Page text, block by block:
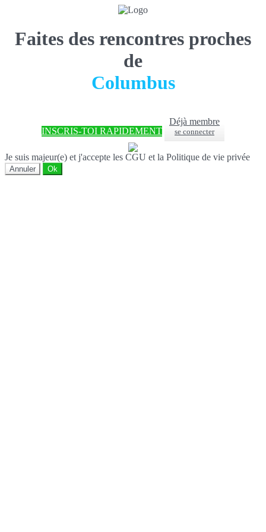
Faites des rencontres proches
de
Columbus
INSCRIS-TOI RAPIDEMENT
Déjà membre
se connecter
Je suis majeur(e) et j'accepte les CGU et la Politique de vie privée
Annuler Ok